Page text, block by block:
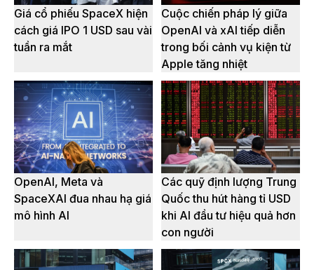
Giá cổ phiếu SpaceX hiện
cách giá IPO 1 USD sau vài
tuần ra mắt
Cuộc chiến pháp lý giữa
OpenAI và xAI tiếp diễn
trong bối cảnh vụ kiện từ
Apple tăng nhiệt
OpenAI, Meta và
SpaceXAI đua nhau hạ giá
mô hình AI
Các quỹ định lượng Trung
Quốc thu hút hàng tỉ USD
khi AI đầu tư hiệu quả hơn
con người